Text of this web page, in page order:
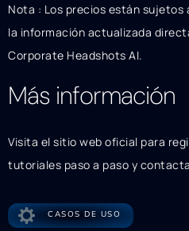
Nota : Los precios están sujetos
la información actualizada
Corporate Headshots AI.
Más información
Visita el sitio web oficial para
tutoriales paso a paso y
CASOS DE USO